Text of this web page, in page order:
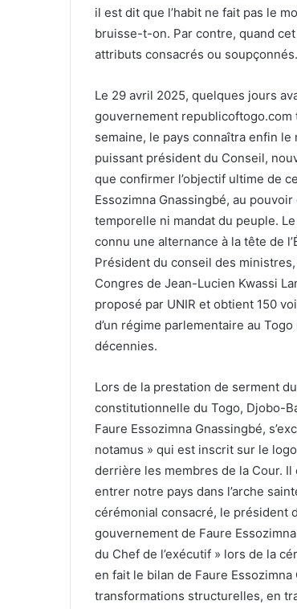
il est dit que l’habit ne fait pas le
bruisse-t-on. Par contre, quand
attributs consacrés ou soupçonnés.
Le 29 avril 2025, quelques jours
gouvernement
semaine, le pays connaîtra enfin
puissant président du Conseil,
que confirmer l’objectif ultime de
Essozimna Gnassingbé, au
temporelle ni mandat du peuple.
connu une alternance à la tête de
Président du conseil des
Congres de Jean-Lucien Kwassi
proposé par UNIR et obtient 150
d’un régime parlementaire au
décennies.
Lors de la prestation de serment
constitutionnelle du Togo, Djobo-
Faure Essozimna Gnassingbé,
notamus » qui est inscrit sur le
derrière les membres de la Cour.
entrer notre pays dans l’arche
cérémonial consacré, le président
gouvernement de Faure
du Chef de l’exécutif » lors de la
en fait le bilan de Faure
transformations structurelles, en